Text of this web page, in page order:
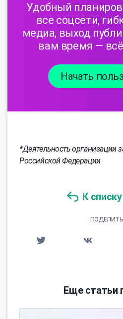
Удобный
все соцсети,
медиа, выход
вам время — всё
Начать
*Деятельность организации
Российской Федерации
К
Еще статьи